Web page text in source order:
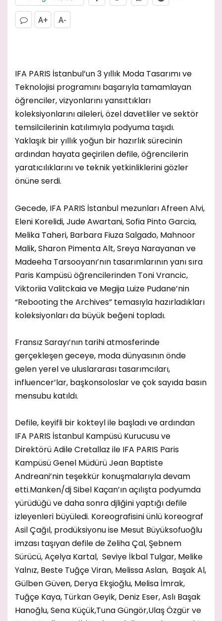
A+ A-
IFA PARIS İstanbul’un 3 yıllık Moda Tasarımı ve
Teknolojisi programını başarıyla tamamlayan
öğrenciler, vizyonlarını yansıttıkları
koleksiyonlarını aileleri, özel davetliler ve sektör
temsilcilerinin katılımıyla podyuma taşıdı.
Yaklaşık bir yıllık yoğun bir hazırlık sürecinin
ardından hayata geçirilen defile, öğrencilerin
yaratıcılıklarını ve teknik yetkinliklerini gözler
önüne serdi.
Gecede, IFA PARIS İstanbul mezunları Afreen Alvi,
Eleni Korelidi, Jude Awartani, Sofia Pinto Garcia,
Melika Taheri, Barbara Fiuza Salgado, Mahnoor
Malik, Sharon Pimenta Alt, Sreya Narayanan ve
Madeeha Tarsooyanı’nın tasarımlarının yanı sıra
Paris Kampüsü öğrencilerinden Toni Vrancic,
Viktoriia Valitckaia ve Megija Luize Pudane’nin
“Rebooting the Archives” temasıyla hazırladıkları
koleksiyonları da büyük beğeni topladı.
Fransız Sarayı’nın tarihi atmosferinde
gerçekleşen geceye, moda dünyasının önde
gelen yerel ve uluslararası tasarımcıları,
influencer’lar, başkonsoloslar ve çok sayıda basın
mensubu katıldı.
Defile, keyifli bir kokteyl ile başladı ve ardından
IFA PARIS İstanbul Kampüsü Kurucusu ve
Direktörü Adile Cretallaz ile IFA PARIS Paris
Kampüsü Genel Müdürü Jean Baptiste
Andreani’nin teşekkür konuşmalarıyla devam
etti.Manken/dj Sibel Kaçan’ın açılışta podyumda
yürüdüğü ve daha sonra djliğini yaptığı defile
izleyenleri büyüledi. Koreografisini ünlü koreograf
Asil Çağıl, prodüksiyonu ise Mesut Büyüksofuoğlu
imzası taşıyan defile de Zeliha Çal, Şebnem
Sürücü, Açelya Kartal, Seviye İkbal Tulgar, Melike
Yalnız, Beste Tuğçe Viran, Melissa Aslan, Başak Al,
Gülben Güven, Derya Ekşioğlu, Melisa İmrak,
Tuğçe Kaya, Türkan Geyik, Deniz Eser, Aslı Başak
Hanoğlu, Sena Küçük,Tuna Güngör,Ulaş Özgür ve